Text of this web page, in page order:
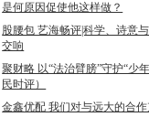
是何原因促使他这样做？
股腰包 艺海畅评|科学、诗意
交响
聚财略 以“法治臂膀”守护“少
民时评）
金鑫优配 我们对与远大的合